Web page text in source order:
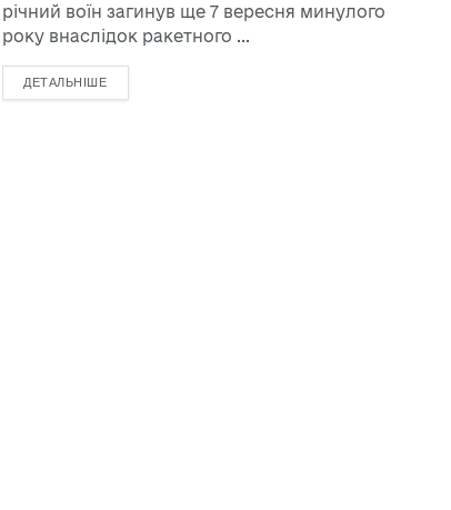
річний воїн загинув ще 7 вересня минулого
року внаслідок ракетного ...
ДЕТАЛЬНІШЕ